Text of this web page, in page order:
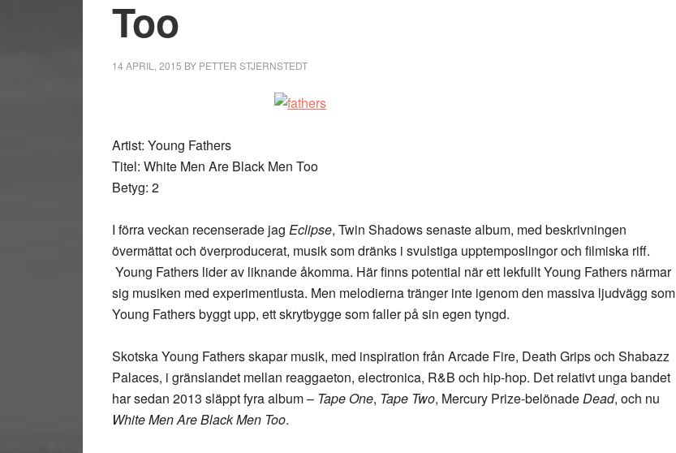
Too
14 APRIL, 2015 BY PETTER STJERNSTEDT
Artist: Young Fathers
Titel: White Men Are Black Men Too
Betyg: 2
I förra veckan recenserade jag Eclipse, Twin Shadows senaste album, med beskrivningen
övermättat och överproducerat, musik som dränks i svulstiga upptemposlingor och filmiska riff.
Young Fathers lider av liknande åkomma. Här finns potential när ett lekfullt Young Fathers närmar
sig musiken med experimentlusta. Men melodierna tränger inte igenom den massiva ljudvägg som
Young Fathers byggt upp, ett skrytbygge som faller på sin egen tyngd.
Skotska Young Fathers skapar musik, med inspiration från Arcade Fire, Death Grips och Shabazz
Palaces, i gränslandet mellan reaggaeton, electronica, R&B och hip-hop. Det relativt unga bandet
har sedan 2013 släppt fyra album – Tape One, Tape Two, Mercury Prize-belönadeDead, och nu
White Men Are Black Men Too.